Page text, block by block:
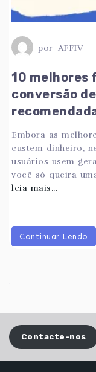
por AFFIV
10 melhores
conversão
Embora as
custem dinheiro,
usuários usem
você só queira
leia mais...
Continuar Lendo
Contacte-nos